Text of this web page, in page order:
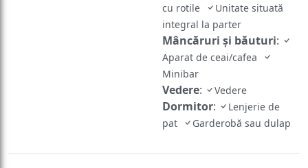
cu rotile
Unitate situată
integral la parter
Mâncăruri și băuturi:
Aparat de ceai/cafea
Minibar
Vedere: Vedere
Dormitor:
Lenjerie de
pat
Garderobă sau dulap